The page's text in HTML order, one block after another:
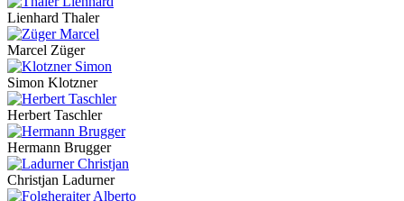
Lienhard Thaler
Marcel Züger
Simon Klotzner
Herbert Taschler
Hermann Brugger
Christjan Ladurner